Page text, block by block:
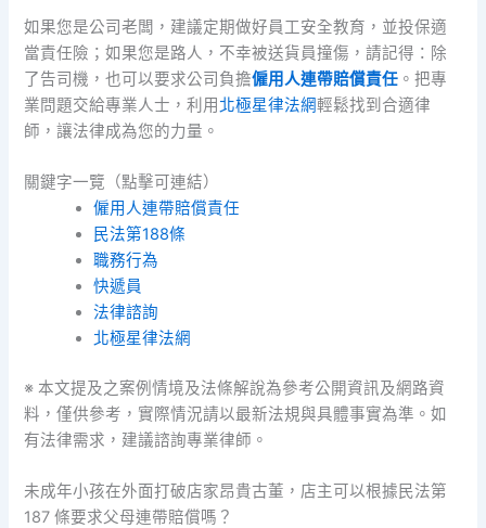
如果您是公司老闆，建議定期做好員工安全教育，並投保適
當責任險；如果您是路人，不幸被送貨員撞傷，請記得：除
了告司機，也可以要求公司負擔僱用人連帶賠償責任 。把專
業問題交給專業人士，利用 北極星律法網輕鬆找到合適律
師，讓法律成為您的力量。
關鍵字一覽（點擊可連結）
僱用人連帶賠償責任
民法第188條
職務行為
快遞員
法律諮詢
北極星律法網
※ 本文提及之案例情境及法條解說為參考公開資訊及網路資
料，僅供參考，實際情況請以最新法規與具體事實為準。如
有法律需求，建議諮詢專業律師。
未成年小孩在外面打破店家昂貴古董，店主可以根據民法第
187 條要求父母連帶賠償嗎？